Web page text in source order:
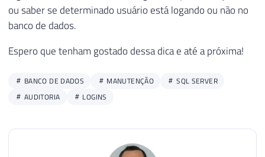
38
39
41
43
44
[IP] VARCHAR(100) NOT NULL,
END
-- Importa os arquivos do ERRORLOG
ou saber se determinado usuário está logando ou não no
banco de dados.
Espero que tenham gostado dessa dica e até a próxima!
BANCO DE DADOS MANUTENÇÃO
SQL SERVER
AUDITORIA
LOGINS